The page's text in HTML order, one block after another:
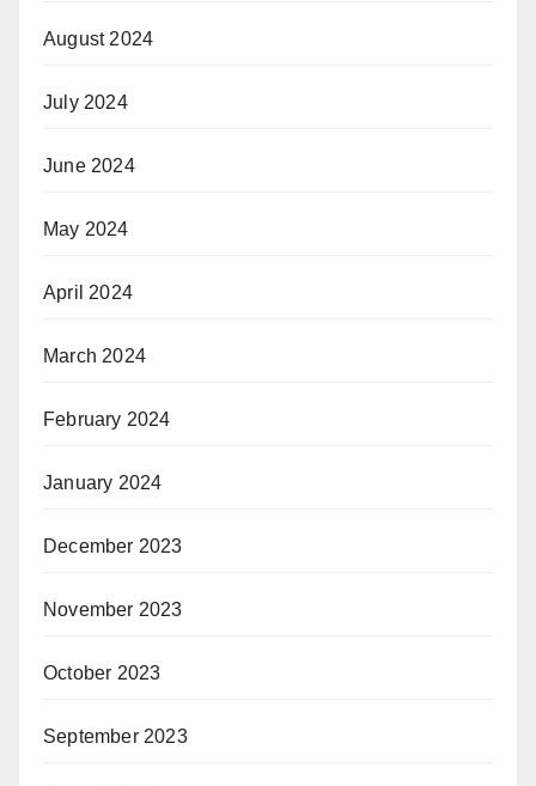
August 2024
July 2024
June 2024
May 2024
April 2024
March 2024
February 2024
January 2024
December 2023
November 2023
October 2023
September 2023